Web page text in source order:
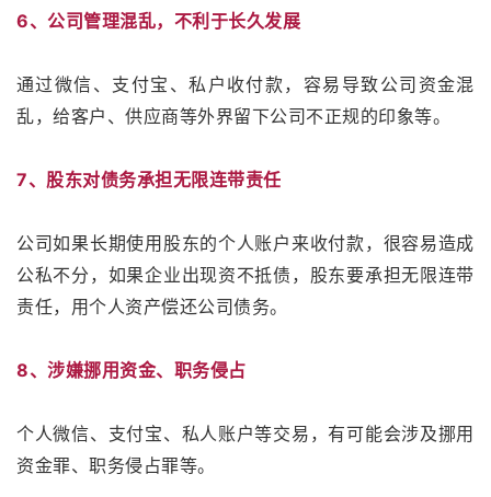
6、公司管理混乱，不利于长久发展
通过微信、支付宝、私户收付款，容易导致公司资金混
乱，给客户、供应商等外界留下公司不正规的印象等。
7、股东对债务承担无限连带责任
公司如果长期使用股东的个人账户来收付款，很容易造成
公私不分，如果企业出现资不抵债，股东要承担无限连带
责任，用个人资产偿还公司债务。
8、涉嫌挪用资金、职务侵占
个人微信、支付宝、私人账户等交易，有可能会涉及挪用
资金罪、职务侵占罪等。